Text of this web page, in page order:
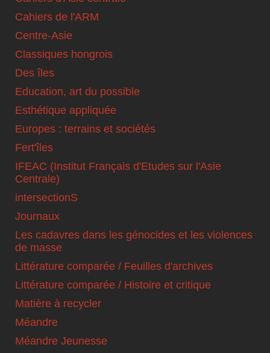
Cahiers de l'ARM
Centre-Asie
Classiques hongrois
Des îles
Education, art du possible
Esthétique appliquée
Europes : terrains et sociétés
Fert'îles
IFEAC (Institut Français d'Etudes sur l'Asie
Centrale)
intersectionS
Journaux
Les cadavres dans les génocides et les violences
de masse
Littérature comparée / Feuilles d'archives
Littérature comparée / Histoire et critique
Matière à recycler
Méandre
Méandre Jeunesse